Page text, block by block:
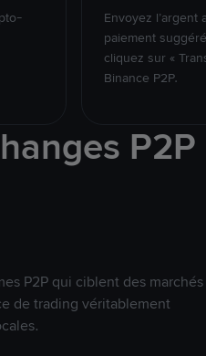
Envoyez
paiement
cliquez sur «
Binance P2P.
P2P
P2P qui ciblent des marchés
de trading véritablement